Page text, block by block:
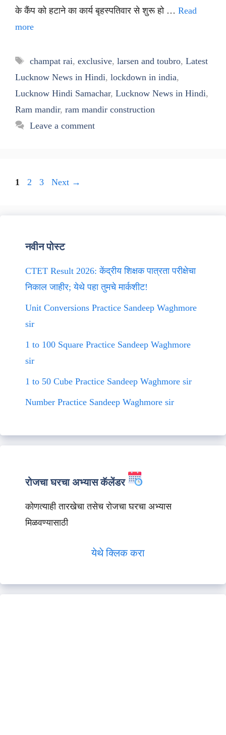
के कैंप को हटाने का कार्य बृहस्पतिवार से शुरू हो … Read
more
Tags
champat rai, exclusive, larsen and toubro, Latest
Lucknow News in Hindi, lockdown in india,
Lucknow Hindi Samachar, Lucknow News in Hindi,
Ram mandir, ram mandir construction
Leave a comment
Page
1 Page
2 Page
3 Next →
नवीन पोस्ट
CTET Result 2026: केंद्रीय शिक्षक पात्रता परीक्षेचा
निकाल जाहीर; येथे पहा तुमचे मार्कशीट!
Unit Conversions Practice Sandeep Waghmore
sir
1 to 100 Square Practice Sandeep Waghmore
sir
1 to 50 Cube Practice Sandeep Waghmore sir
Number Practice Sandeep Waghmore sir
रोजचा घरचा अभ्यास कॅलेंडर
कोणत्याही तारखेचा तसेच रोजचा घरचा अभ्यास
मिळवण्यासाठी
येथे क्लिक करा